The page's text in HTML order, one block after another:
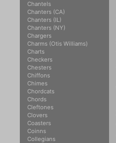
Chantels
Chanters (CA)
Chanters (IL)
Chanters (NY)
Chargers
Charms (Otis Williams)
Charts
Checkers
Chesters
Chiffons
Chimes
Chordcats
Chords
Cleftones
Clovers
Coasters
Coinns
Collegians